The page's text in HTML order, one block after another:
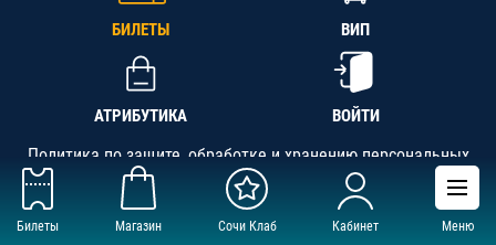
Билеты Магазин Сочи Клаб Кабинет Меню
БИЛЕТЫ ВИП
АТРИБУТИКА ВОЙТИ
Политика по защите, обработке и хранению персональных
данных
АНО «СК «Кубань-Регион», ОГРН 1142300002349,